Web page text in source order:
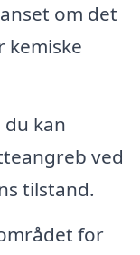
om det
kemiske
kan
ved
tilstand.
for